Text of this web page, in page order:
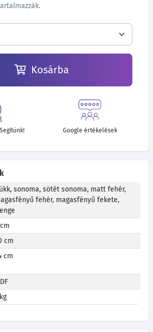
Kosárba
Google értékelések
sonoma, sötét sonoma, matt fehér,
fehér, magasfényű fekete,
cm
cm